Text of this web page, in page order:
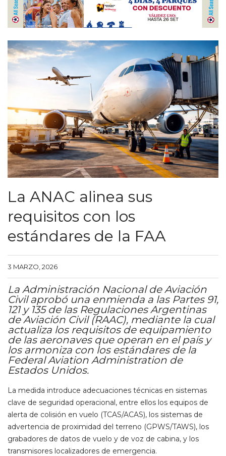
La ANAC alinea sus
requisitos con los
estándares de la FAA
3 MARZO, 2026
La Administración Nacional de Aviación
Civil aprobó una enmienda a las Partes 91,
121 y 135 de las Regulaciones Argentinas
de Aviación Civil (RAAC), mediante la cual
actualiza los requisitos de equipamiento
de las aeronaves que operan en el país y
los armoniza con los estándares de la
Federal Aviation Administration de
Estados Unidos.
La medida introduce adecuaciones técnicas en sistemas
clave de seguridad operacional, entre ellos los equipos de
alerta de colisión en vuelo (TCAS/ACAS), los sistemas de
advertencia de proximidad del terreno (GPWS/TAWS), los
grabadores de datos de vuelo y de voz de cabina, y los
transmisores localizadores de emergencia.